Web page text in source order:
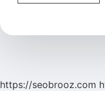
Hangi
https://seobrooz.com